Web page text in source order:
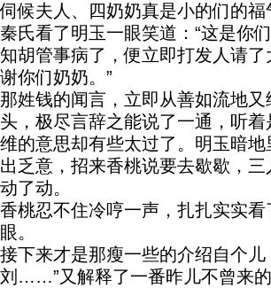
伺候夫人、四奶奶真是小的们的福
秦氏看了明玉一眼笑道：“这是你
知胡管事病了，便立即打发人请
谢你们奶奶。”
那姓钱的闻言，立即从善如流地又
头，极尽言辞之能说了一通，听
维的意思却有些太过了。明玉暗
出乏意，招来香桃说要去歇歇，
动了动。
香桃忍不住冷哼一声，扎扎实实
眼。
接下来才是那瘦一些的介绍自个儿
刘……”又解释了一番昨儿不曾来